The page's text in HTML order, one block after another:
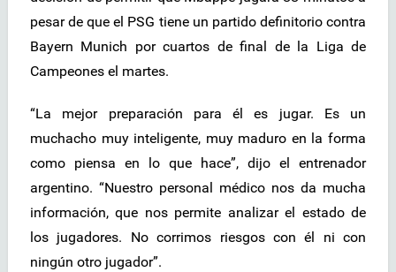
pesar de que el PSG tiene un partido definitorio contra
Bayern Munich por cuartos de final de la Liga de
Campeones el martes.
“La mejor preparación para él es jugar. Es un
muchacho muy inteligente, muy maduro en la forma
como piensa en lo que hace”, dijo el entrenador
argentino. “Nuestro personal médico nos da mucha
información, que nos permite analizar el estado de
los jugadores. No corrimos riesgos con él ni con
ningún otro jugador”.